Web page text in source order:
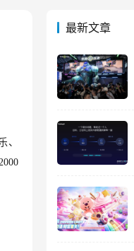
、
最新文章